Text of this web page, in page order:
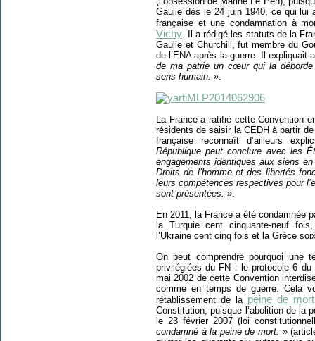
Gaulle dès le 24 juin 1940, ce qui lui
française et une condamnation à
Vichy. Il a rédigé les statuts de la
Gaulle et Churchill, fut membre du
de l’ENA après la guerre. Il
de ma patrie un cœur qui la
sens humain. ».
La France a ratifié cette Convention
résidents de saisir la CEDH à partir
française reconnaît d’ailleurs
République peut conclure avec les
engagements identiques aux siens
Droits de l’homme et des libertés
leurs compétences respectives pour
sont présentées. ».
En 2011, la France a été condamnée
la Turquie cent cinquante-neuf
l’Ukraine cent cinq fois et la Grèce
On peut comprendre pourquoi une
privilégiées du FN : le protocole 6
mai 2002 de cette Convention
comme en temps de guerre. Cela
rétablissement de la peine de mort
Constitution, puisque l’abolition de la
le 23 février 2007 (loi
condamné à la peine de mort. »